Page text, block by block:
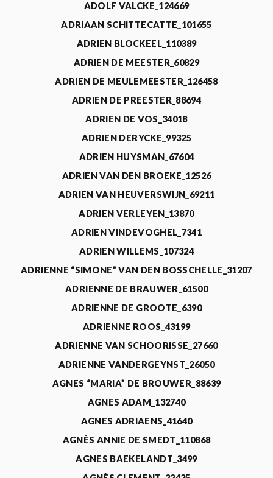
ADOLF VALCKE_124669
ADRIAAN SCHITTECATTE_101655
ADRIEN BLOCKEEL_110389
ADRIEN DE MEESTER_60829
ADRIEN DE MEULEMEESTER_126458
ADRIEN DE PREESTER_88694
ADRIEN DE VOS_34018
ADRIEN DERYCKE_99325
ADRIEN HUYSMAN_67604
ADRIEN VAN DEN BROEKE_12526
ADRIEN VAN HEUVERSWIJN_69211
ADRIEN VERLEYEN_13870
ADRIEN VINDEVOGHEL_7341
ADRIEN WILLEMS_107324
ADRIENNE “SIMONE” VAN DEN BOSSCHELLE_31207
ADRIENNE DE BRAUWER_61500
ADRIENNE DE GROOTE_6390
ADRIENNE ROOS_43199
ADRIENNE VAN SCHOORISSE_27660
ADRIENNE VANDERGEYNST_26050
AGNES “MARIA” DE BROUWER_88639
AGNES ADAM_132740
AGNES ADRIAENS_41640
AGNÈS ANNIE DE SMEDT_110868
AGNES BAEKELANDT_3499